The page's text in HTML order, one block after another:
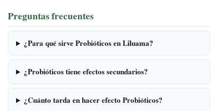
Preguntas frecuentes
¿Para qué sirve Probióticos en Liluama?
¿Probióticos tiene efectos secundarios?
¿Cuánto tarda en hacer efecto Probióticos?